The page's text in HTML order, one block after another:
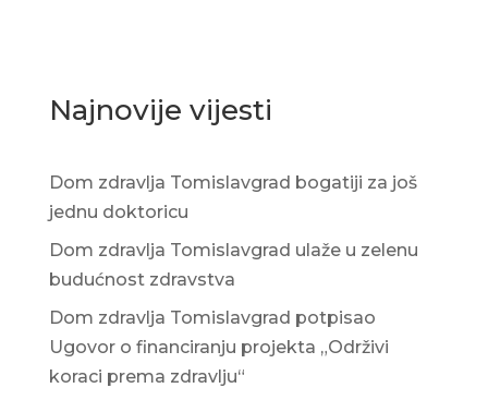
Najnovije vijesti
Dom zdravlja Tomislavgrad bogatiji za još
jednu doktoricu
Dom zdravlja Tomislavgrad ulaže u zelenu
budućnost zdravstva
Dom zdravlja Tomislavgrad potpisao
Ugovor o financiranju projekta „Održivi
koraci prema zdravlju“